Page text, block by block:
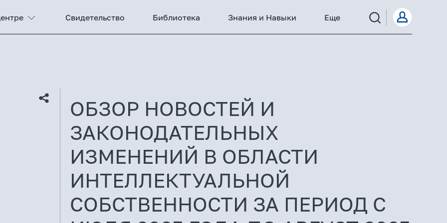
Свидетельство Библиотека Знания и Навыки Еще
ОБЗОР НОВОСТЕЙ И
ЗАКОНОДАТЕЛЬНЫХ
ИЗМЕНЕНИЙ В ОБЛАСТИ
ИНТЕЛЛЕКТУАЛЬНОЙ
СОБСТВЕННОСТИ ЗА ПЕРИОД С